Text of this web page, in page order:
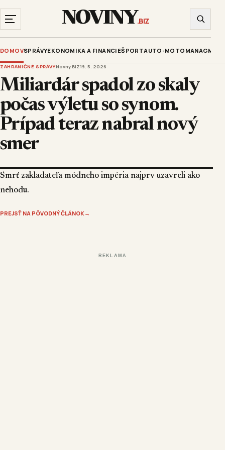
NOVINY.BIZ
DOMOVSPRÁVYEKONOMIKA A FINANCIEŠPORTAUTO-MOTO
ZAHRANIČNÉ SPRÁVYNovny.BIZ19. 5. 2026
Miliardár spadol zo skaly
počas výletu so synom.
Prípad teraz nabral nový
smer
Smrť zakladateľa módneho impéria najprv uzavreli ako
nehodu.
PREJSŤ NA PÔVODNÝ ČLÁNOK →
REKLAMA